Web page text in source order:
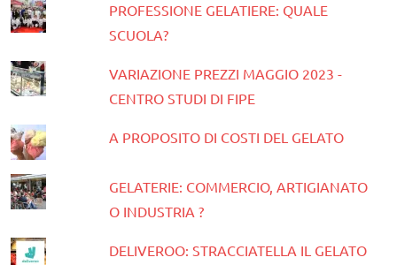
PROFESSIONE GELATIERE: QUALE
SCUOLA?
VARIAZIONE PREZZI MAGGIO 2023 -
CENTRO STUDI DI FIPE
A PROPOSITO DI COSTI DEL GELATO
GELATERIE: COMMERCIO, ARTIGIANATO
O INDUSTRIA ?
DELIVEROO: STRACCIATELLA IL GELATO